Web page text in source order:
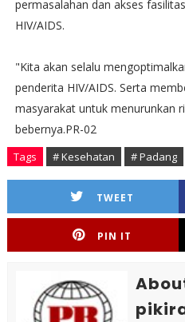
permasalahan dan akses
HIV/AIDS.
"Kita akan selalu
penderita HIV/AIDS. Serta
masyarakat untuk menurunkan
bebernya.PR-02
Tags # Kesehatan # Padang
TWEET
PIN IT